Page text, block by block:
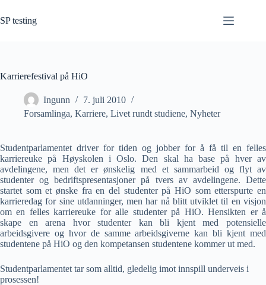
til
innholdet
SP testing
Karrierefestival på HiO
Ingunn
7. juli 2010
Forsamlinga, Karriere, Livet rundt studiene, Nyheter
Studentparlamentet driver for tiden og jobber for å få til en felles
karriereuke på Høyskolen i Oslo.Den skal ha base på hver av
avdelingene, men det er ønskelig med et sammarbeid og flyt av
studenter og bedriftspresentasjoner på tvers av avdelingene. Dette
startet som et ønske fra en del studenter på HiO som etterspurte en
karrieredag for sine utdanninger, men har nå blitt utviklet til en visjon
om en felles karriereuke for alle studenter på HiO. Hensikten er å
skape en arena hvor studenter kan bli kjent med potensielle
arbeidsgivere og hvor de samme arbeidsgiverne kan bli kjent med
studentene på HiO og den kompetansen studentene kommer ut med.
Studentparlamentet tar som alltid, gledelig imot innspill underveis i
prosessen!